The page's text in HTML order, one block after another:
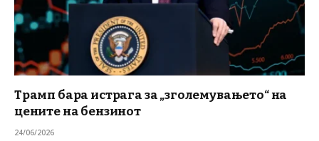
Трамп бара истрага за „зголемувањето“ на
цените на бензинот
24/06/2026